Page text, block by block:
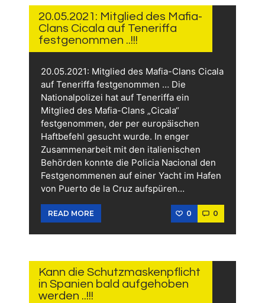
20.05.2021: Mitglied des Mafia-
Clans Cicala auf Teneriffa
festgenommen ..!!!
20.05.2021: Mitglied des Mafia-Clans Cicala
auf Teneriffa festgenommen … Die
Nationalpolizei hat auf Teneriffa ein
Mitglied des Mafia-Clans „Cicala“
festgenommen, der per europäischen
Haftbefehl gesucht wurde. In enger
Zusammenarbeit mit den italienischen
Behörden konnte die Policia Nacional den
Festgenommenen auf einer Yacht im Hafen
von Puerto de la Cruz aufspüren…
READ MORE 0 0
2021
Kann die Schutzmaskenpflicht
in Spanien bald aufgehoben
werden ..!!!